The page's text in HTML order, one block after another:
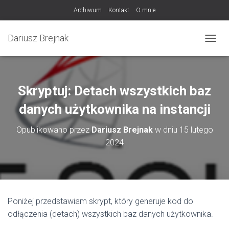
Archiwum Kontakt O mnie
Dariusz Brejnak
Skryptuj: Detach wszystkich baz
danych użytkownika na instancji
Opublikowano przezDariusz Brejnakw dniu 15 lutego
2024
Poniżej przedstawiam skrypt, który generuje kod do
odłączenia (detach) wszystkich baz danych użytkownika.